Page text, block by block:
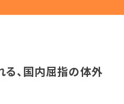
、国内屈指の体外